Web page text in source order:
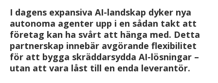
I dagens expansiva AI-landskap dyker nya
autonoma agenter upp i en sådan takt att
företag kan ha svårt att hänga med. Detta
partnerskap innebär avgörande flexibilitet
för att bygga skräddarsydda AI-lösningar –
utan att vara låst till en enda leverantör.